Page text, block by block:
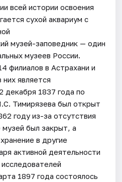
всей истории освоения
сухой аквариум с
музей-заповедник — один
музеев России.
филиалов в Астрахани и
является
декабря 1837 года по
Тимирязева был открыт
году из-за отсутствия
был закрыт, а
в другие
активной деятельности
1897 года состоялось